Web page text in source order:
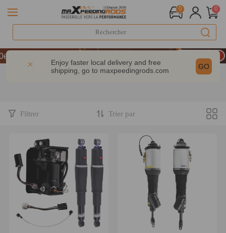
0 0
LIVRAISON GRATUITE À DOMICILE - FR
: -9% | CODE : MXR20TH
dès 200 € – CODE : WELCOME
Enjoy faster local delivery and free
shipping, go to maxpeedingrods.com GO
Filtrer Trier par